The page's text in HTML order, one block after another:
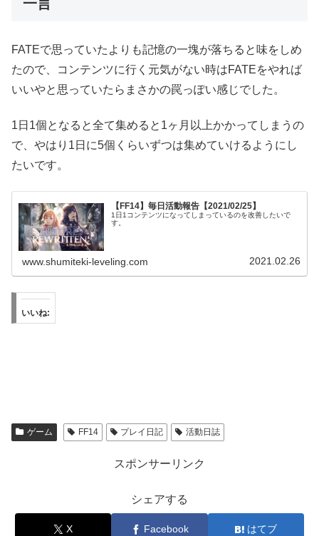
一言
FATEで思っていたよりも記憶の一塊が落ちると味をしめ
たので、コンテンツに行く元気がない時はFATEをやれば
いいやと思っていたらまさかの罠っぽい感じでした。
1日1個となると全て集めると1ヶ月以上かかってしまうの
で、やはり1日に5個くらいずつは集めていけるようにし
たいです。
【FF14】毎日活動報告【2021/02/25】
1日1コンテンツになってしまっているのを改善したいで
す。
www.shumiteki-leveling.com 2021.02.26
いいね:
ゲーム FF14 プレイ日記 活動日誌
スポンサーリンク
シェアする
X Facebook はてブ